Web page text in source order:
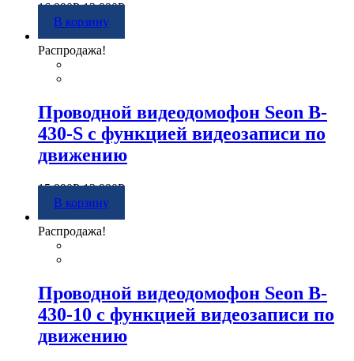
16 990Р 13 990Р
В корзину
Распродажа!
Проводной видеодомофон Seon B-
430-S с функцией видеозаписи по
движению
15 990Р 13 990Р
В корзину
Распродажа!
Проводной видеодомофон Seon B-
430-10 с функцией видеозаписи по
движению